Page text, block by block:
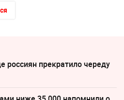
россиян прекратило череду